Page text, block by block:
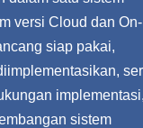
versi Cloud dan On-
siap pakai,
implementasi,
sistem